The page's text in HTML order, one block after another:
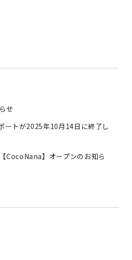
せ
ートが2025年10月14日に終了し
CocoNana】オープンのお知ら